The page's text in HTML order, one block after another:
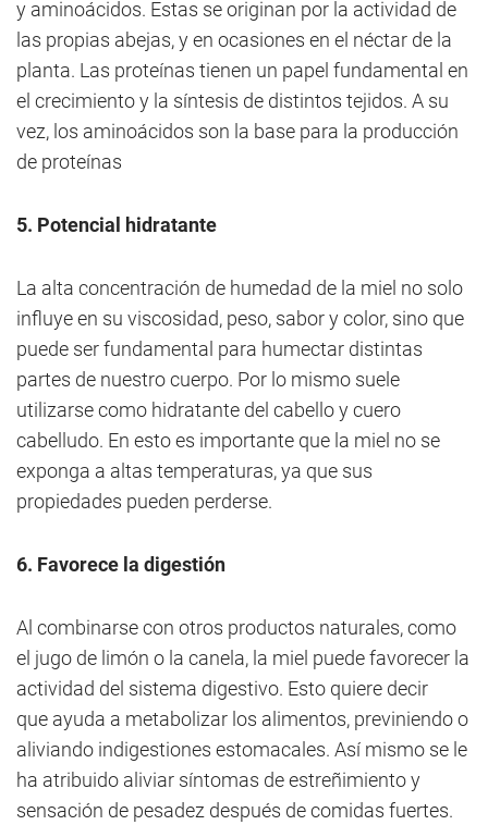
y aminoácidos. Estas se originan por la actividad de
las propias abejas, y en ocasiones en el néctar de la
planta. Las proteínas tienen un papel fundamental en
el crecimiento y la síntesis de distintos tejidos. A su
vez, los aminoácidos son la base para la producción
de proteínas
5. Potencial hidratante
La alta concentración de humedad de la miel no solo
influye en su viscosidad, peso, sabor y color, sino que
puede ser fundamental para humectar distintas
partes de nuestro cuerpo. Por lo mismo suele
utilizarse como hidratante del cabello y cuero
cabelludo. En esto es importante que la miel no se
exponga a altas temperaturas, ya que sus
propiedades pueden perderse.
6. Favorece la digestión
Al combinarse con otros productos naturales, como
el jugo de limón o la canela, la miel puede favorecer la
actividad del sistema digestivo. Esto quiere decir
que ayuda a metabolizar los alimentos, previniendo o
aliviando indigestiones estomacales. Así mismo se le
ha atribuido aliviar síntomas de estreñimiento y
sensación de pesadez después de comidas fuertes.